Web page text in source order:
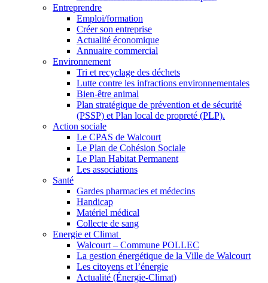
Entreprendre
Emploi/formation
Créer son entreprise
Actualité économique
Annuaire commercial
Environnement
Tri et recyclage des déchets
Lutte contre les infractions environnementales
Bien-être animal
Plan stratégique de prévention et de sécurité
(PSSP) et Plan local de propreté (PLP).
Action sociale
Le CPAS de Walcourt
Le Plan de Cohésion Sociale
Le Plan Habitat Permanent
Les associations
Santé
Gardes pharmacies et médecins
Handicap
Matériel médical
Collecte de sang
Energie et Climat
Walcourt – Commune POLLEC
La gestion énergétique de la Ville de Walcourt
Les citoyens et l’énergie
Actualité (Énergie-Climat)